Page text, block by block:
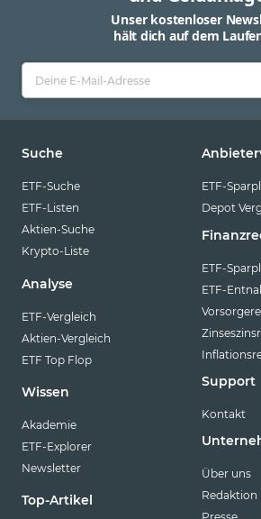
Unser kostenloser
hält dich auf dem
Suche
ETF-Suche
ETF-Listen
Aktien-Suche
Krypto-Liste
Analyse
ETF-Vergleich
Aktien-Vergleich
ETF Top Flop
Wissen
Akademie
ETF-Explorer
Newsletter
Top-Artikel
ETF-
Depot
ETF-
ETF-
Support
Kontakt
Über uns
Redaktion